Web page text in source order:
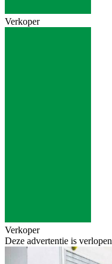
Verkoper
Verkoper
Deze advertentie is verlopen